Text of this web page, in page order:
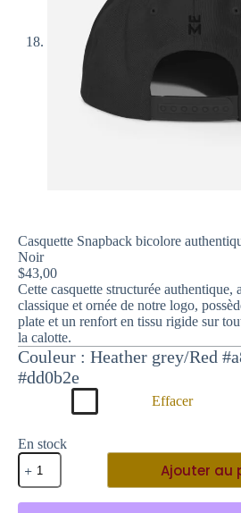
Casquette Snapback bicolore
Noir
$43,00
Cette casquette structurée authentique,
classique et ornée de notre logo,
plate et un renfort en tissu rigide sur
la calotte.
Couleur
Heather grey/Red
#dd0b2e
Effacer
En stock
quantité
de
Casquette
Snapback
Ajouter au